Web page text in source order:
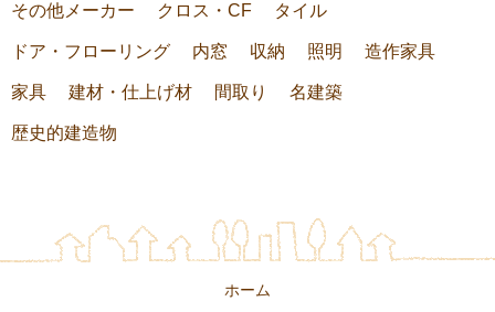
その他メーカー クロス・CF タイル
ドア・フローリング 内窓 収納 照明 造作家具
家具 建材・仕上げ材 間取り 名建築
歴史的建造物
ホーム